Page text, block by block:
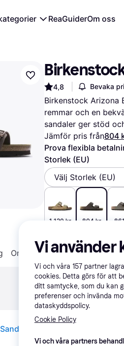
ReaGuiderOm oss
4,8 Bevaka
Birkenstock Arizona
remmar och en
sandaler ger stöd
Jämför pris från804
Prova flexibla
Storlek (EU)
Välj Storlek (EU)
1 120 kr 804 kr
Om produkten
- EU38/US8
Vi använder
Vi och våra 157 partner
cookies. Detta görs för att
ditt samtycke, som du kan
preferenser och invända
dataskyddspolicy.
Cookie Policy
Vi och våra partners